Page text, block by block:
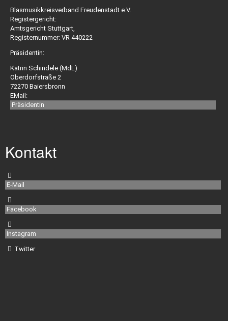
K
J
Links
B
Imagefilm
Blasmusikkreisverband Freudenstadt e.V.
Registergericht:
Amtsgericht Stuttgart,
Registernummer: VR 440222
Präsidentin:
Katrin Schindele (MdL)
Oberdorfstraße 2
72270 Baiersbronn
EMail:
Präsidentin
Kontakt
E-Mail
Facebook
Instagram
Twitter